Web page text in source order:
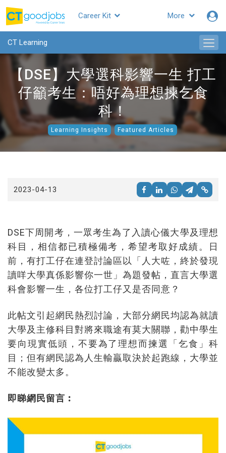
More
CTgoodjobs
Career Kit
CT Learning
【DSE】大學選科影響一生 打工
仔籲考生：唔好為理想揀乞食
科！
Learning Insights Featured Articles
2023-04-13
DSE下周開考，一眾考生為了入讀心儀大學及理想
科目，相信都已積極備考，希望考取好成績。日
前，有打工仔在連登討論區以「人大咗，終於發現
讀咩大學真係影響你一世」為題發帖，直言大學選
科會影響一生，各位打工仔又是否同意？
此帖文引起網民熱烈討論，大部分網民均認為就讀
大學及主修科目對將來職途有莫大關聯，勸中學生
要向現實低頭，不要為了理想而揀選「乞食」科
目；但有網民認為人生輸贏取決於起跑線，大學並
不能改變太多。
即睇網民留言︰